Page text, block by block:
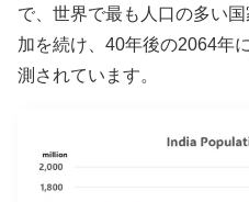
で、世界で最も人口の多い
加を続け、40年後の2064年
測されています。